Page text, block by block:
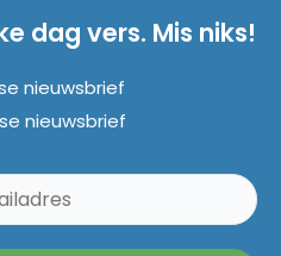
dag vers. Mis niks!
nieuwsbrief
nieuwsbrief